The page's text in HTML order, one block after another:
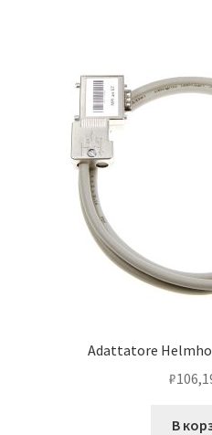
Adattatore
₽
В